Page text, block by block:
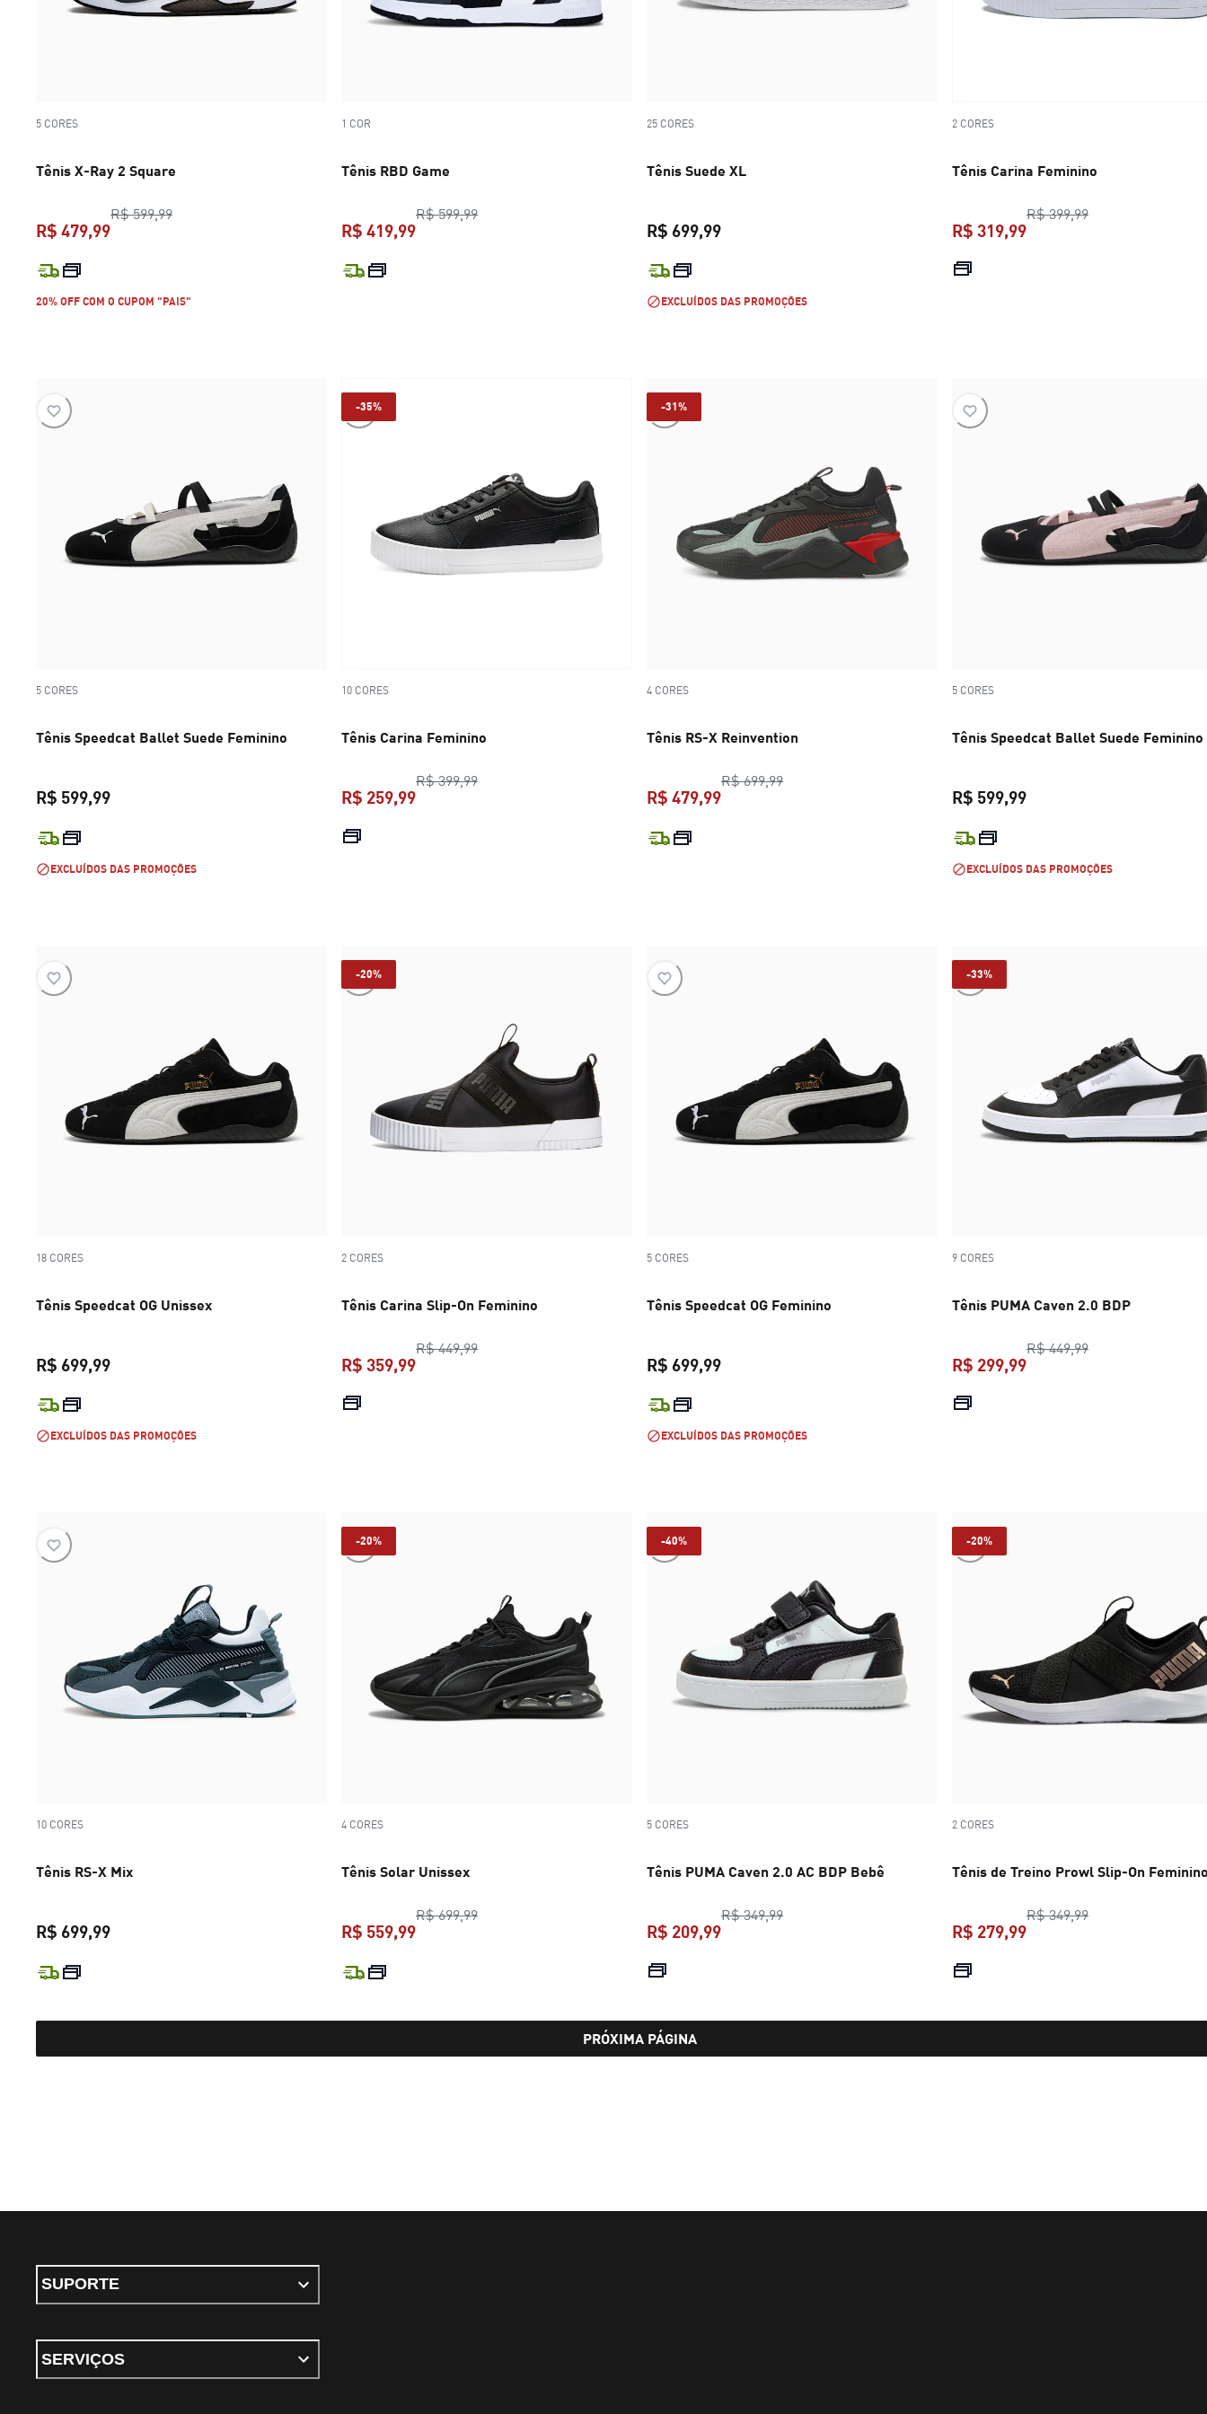
5 CORES
Tênis X-Ray 2 Square
R$ 599,99preço original R$ 599,99
R$ 479,99
20% OFF COM O CUPOM "PAIS"
1 COR
Tênis RBD Game
R$ 599,99preço original R$ 599,99
R$ 419,99
25 CORES
Tênis Suede XL
R$ 699,99
EXCLUÍDOS DAS PROMOÇÕES
2 CORES
Tênis Carina Feminino
R$ 399,99preço original R$
R$ 319,99
5 CORES
Tênis Speedcat Ballet Suede Feminino
R$ 599,99
EXCLUÍDOS DAS PROMOÇÕES
-35%
10 CORES
Tênis Carina Feminino
R$ 399,99preço original R$ 399,99
R$ 259,99
-31%
4 CORES
Tênis RS-X Reinvention
R$ 699,99preço original R$ 699,99
R$ 479,99
5 CORES
Tênis Speedcat Ballet Suede Feminino
R$ 599,99
EXCLUÍDOS DAS PROMOÇÕES
18 CORES
Tênis Speedcat OG Unissex
R$ 699,99
EXCLUÍDOS DAS PROMOÇÕES
-20%
2 CORES
Tênis Carina Slip-On Feminino
R$ 449,99preço original R$ 449,99
R$ 359,99
5 CORES
Tênis Speedcat OG Feminino
R$ 699,99
EXCLUÍDOS DAS PROMOÇÕES
-33%
9 CORES
Tênis PUMA Caven 2.0 BDP
R$ 449,99preço original R$
R$ 299,99
10 CORES
Tênis RS-X Mix
R$ 699,99
-20%
4 CORES
Tênis Solar Unissex
R$ 699,99preço original R$ 699,99
R$ 559,99
-40%
5 CORES
Tênis PUMA Caven 2.0 AC BDP Bebê
R$ 349,99preço original R$ 349,99
R$ 209,99
-20%
2 CORES
Tênis de Treino Prowl Slip-On
R$ 349,99preço original R$
R$ 279,99
PRÓXIMA PÁGINA
SUPORTE
SERVIÇOS